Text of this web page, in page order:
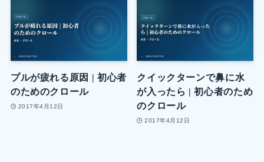
プルが疲れる原因 | 初心者
のためのクロール
2017年4月12日
クイックターンで鼻に水
が入ったら | 初心者のため
のクロール
2017年4月12日